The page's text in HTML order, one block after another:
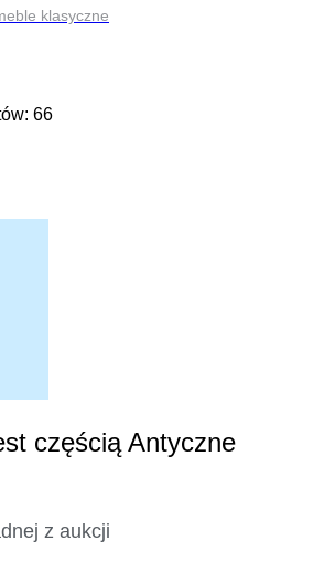
klasyczne
66
częścią Antyczne
z aukcji